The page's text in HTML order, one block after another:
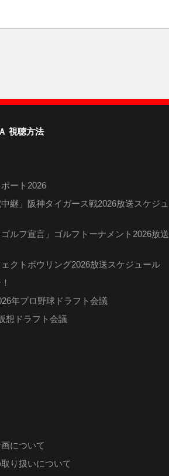
視聴方法
ート2026
中継」阪神タイガース戦2026放送スケジュ
ゴルフ宣言」ゴルフトーナメント2026放送
クトボウリング2026放送スケジュール
年プロ野球ドラフト会議
想ドラフト会議
について
り扱いについて